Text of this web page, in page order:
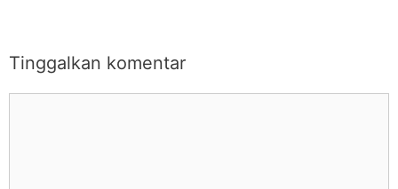
Tinggalkan komentar